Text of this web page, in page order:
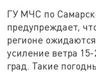
ГУ МЧС по
предупреждает,
регионе
усиление ветра
град. Такие